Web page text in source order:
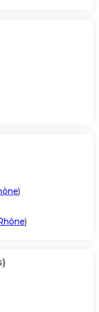
)
)